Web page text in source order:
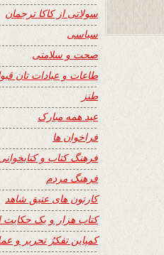
سولاتی از کاکا ترجمان
سیاسی
صحت و سلامتی
طاعات و عبادات تان
طنز
عید همه مبارک
فراخوان ها
فرهنگ کتاب و
فرهنگ مردم
کارتون های عتیق شاهد
کتاب هزار و یک حکایت
کمپاین تفکرُ تحریر و